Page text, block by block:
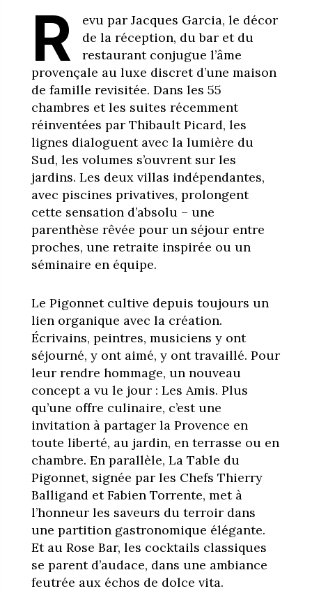
R
evu par Jacques Garcia, le décor
de la réception, du bar et du
restaurant conjugue l’âme
provençale au luxe discret d’une maison
de famille revisitée. Dans les 55
chambres et les suites récemment
réinventées par Thibault Picard, les
lignes dialoguent avec la lumière du
Sud, les volumes s’ouvrent sur les
jardins. Les deux villas indépendantes,
avec piscines privatives, prolongent
cette sensation d’absolu – une
parenthèse rêvée pour un séjour entre
proches, une retraite inspirée ou un
séminaire en équipe.
Le Pigonnet cultive depuis toujours un
lien organique avec la création.
Écrivains, peintres, musiciens y ont
séjourné, y ont aimé, y ont travaillé. Pour
leur rendre hommage, un nouveau
concept a vu le jour : Les Amis. Plus
qu’une offre culinaire, c’est une
invitation à partager la Provence en
toute liberté, au jardin, en terrasse ou en
chambre. En parallèle, La Table du
Pigonnet, signée par les Chefs Thierry
Balligand et Fabien Torrente, met à
l’honneur les saveurs du terroir dans
une partition gastronomique élégante.
Et au Rose Bar, les cocktails classiques
se parent d’audace, dans une ambiance
feutrée aux échos de dolce vita.